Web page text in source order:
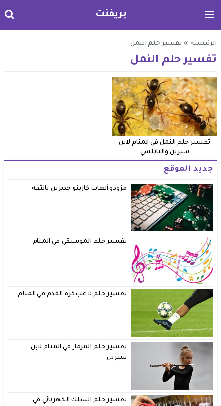
بريفنت
الرئيسية » تفسير حلم النمل
تفسير حلم النمل
تفسير حلم النمل في المنام لابن
سيرين والنابلسي
جديد الموقع
مزودو ألعاب كازينو جديرين بالثقة
تفسير حلم الموسيقي في المنام
تفسير حلم لاعب كرة القدم في المنام
تفسير حلم المزمار في المنام لابن
سيرين
تفسير حلم السلك الكهربائي في